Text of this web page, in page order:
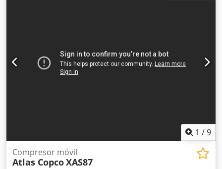
máquina
1 /9
Compresor móvil
Atlas CopcoXAS87